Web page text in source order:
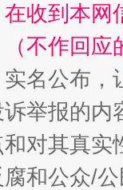
如何以
在收到本网
不作回应
名公布
举报的
对其真实
腐和公众/